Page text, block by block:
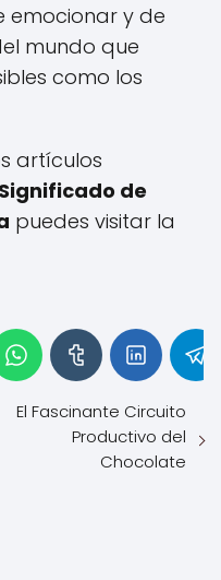
emocionar y de
mundo que
como los
artículos
de
puedes visitar la
El Fascinante Circuito
Productivo del
Chocolate